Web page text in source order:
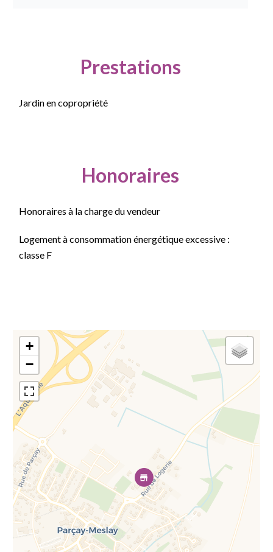
Prestations
Jardin en copropriété
Honoraires
Honoraires à la charge du vendeur
Logement à consommation énergétique excessive :
classe F
+
−